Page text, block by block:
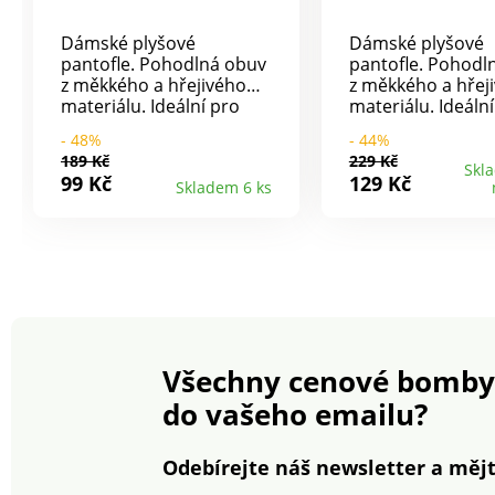
Dámské plyšové
pantofle. Pohodlná obuv
z měkkého a hřejivého
materiálu. Ideální pro
- 48%
189 Kč
99 Kč Skladem 6 ks
Dámské plyšové
pantofle. Pohodlná obuv
z měkkého a
materiálu. Ideální pro
- 44%
229 Kč
129 Kč
Všechny cenové bomby
do vašeho emailu?
Odebírejte náš newsletter a